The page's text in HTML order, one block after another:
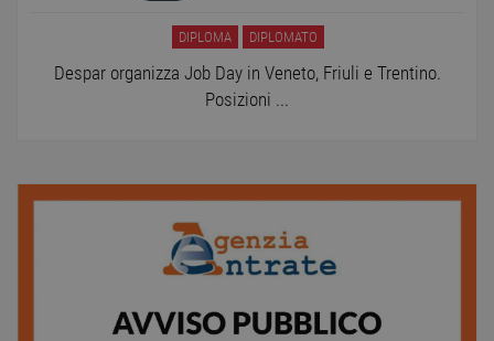
DIPLOMA DIPLOMATO
Despar organizza Job Day in Veneto, Friuli e Trentino.
Posizioni ...